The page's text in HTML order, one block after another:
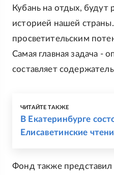
Кубань на отдых, будут
историей нашей
просветительским
Самая главная задача -
составляет
ЧИТАЙТЕ ТАКЖЕ
В Екатеринбурге
Елисаветинские
Фонд также